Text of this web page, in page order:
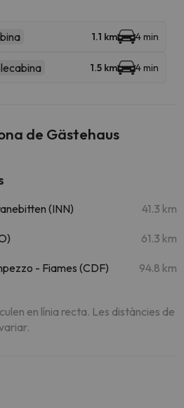
1.1 km 4 min
1.5 km 4 min
de Gästehaus
(INN) 41.3 km
61.3 km
- Fiames (CDF) 94.8 km
en línia recta. Les distàncies de